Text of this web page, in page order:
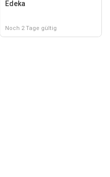
Edeka
Noch 2 Tage gültig